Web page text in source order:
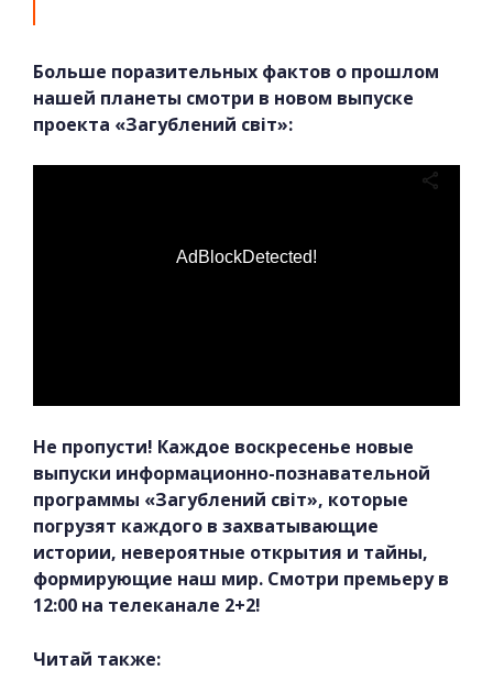
Больше поразительных фактов о прошлом
нашей планеты смотри в новом выпуске
проекта «Загублений світ»:
AdBlockDetected!
Не пропусти! Каждое воскресенье новые
выпуски информационно-познавательной
программы «Загублений світ», которые
погрузят каждого в захватывающие
истории, невероятные открытия и тайны,
формирующие наш мир. Смотри премьеру в
12:00 на телеканале 2+2!
Читай также: